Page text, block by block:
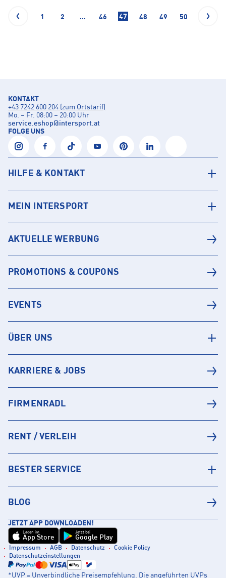
1 2 ... 46 47 48 49 50
KONTAKT
+43 7242 600 204 (zum Ortstarif)
Mo. – Fr. 08:00 – 20:00 Uhr
service.eshop@intersport.at
FOLGE UNS
HILFE & KONTAKT
MEIN INTERSPORT
AKTUELLE WERBUNG
PROMOTIONS & COUPONS
EVENTS
ÜBER UNS
KARRIERE & JOBS
FIRMENRADL
RENT / VERLEIH
BESTER SERVICE
BLOG
JETZT APP DOWNLOADEN!
Laden im
App Store
Jetzt bei
Google Play
Impressum AGB Datenschutz
Cookie Policy
Datenschutzeinstellungen
*UVP = Unverbindliche Preisempfehlung. Die angeführten UVPs